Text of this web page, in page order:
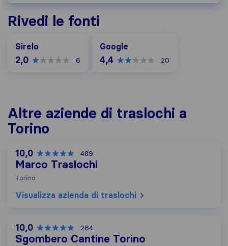
Rivedi le fonti
Sirelo
2,0 6
Google
4,4 20
Altre aziende di traslochi a
Torino
10,0 489
Marco Traslochi
Torino
Visualizza azienda di traslochi
10,0 264
Sgombero Cantine Torino